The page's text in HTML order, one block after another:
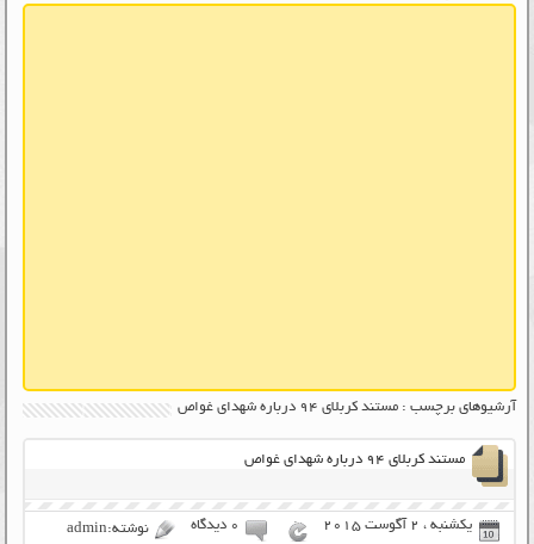
آرشیوهای برچسب : مستند کربلای ۹۴ درباره شهدای غواص
مستند کربلای ۹۴ درباره شهدای غواص
یکشنبه ، 2 آگوست 2015 ۰ دیدگاه نوشته:admin